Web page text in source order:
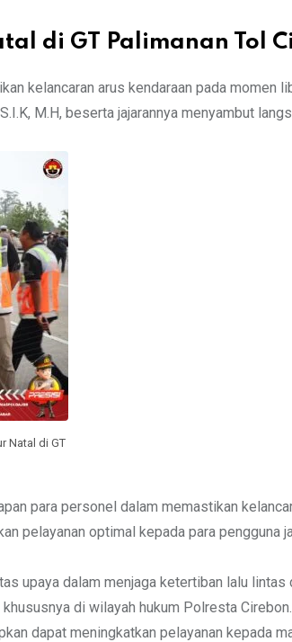
di GT Palimanan Tol
kelancaran arus kendaraan pada momen
M.H, beserta jajarannya menyambut
Natal di GT
para personel dalam memastikan
pelayanan optimal kepada para pengguna
upaya dalam menjaga ketertiban lalu lintas
di wilayah hukum Polresta Cirebon.
dapat meningkatkan pelayanan kepada